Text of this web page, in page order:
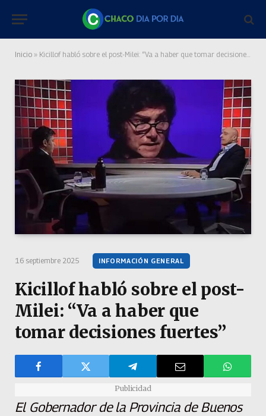
Inicio » Kicillof habló sobre el post-Milei: “Va a haber que tomar decisiones fuertes”
16 septiembre 2025 INFORMACIÓN GENERAL
Kicillof habló sobre el post-
Milei: “Va a haber que
tomar decisiones fuertes”
Publicidad
El Gobernador de la Provincia de Buenos